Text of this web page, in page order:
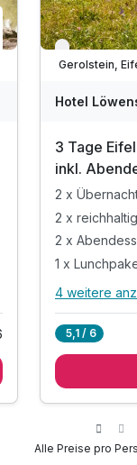
Verfügbar
Gerolstein,
Hotel
3 Tage
inkl.
2 x
2 x
2 x
1 x
Alle
2 x
inkl. Relaxen
4 weitere
5,1 / 6
Alle Preise pro